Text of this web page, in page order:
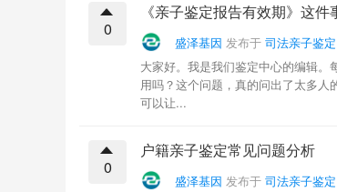
0
《亲子鉴定报告有效期》这件
盛泽基因 发布于 司法亲子鉴定
大家好。我是我们鉴定中心的编辑
用吗？这个问题，真的问出了太多
可以让...
0
户籍亲子鉴定常见问题分析
盛泽基因 发布于 司法亲子鉴定